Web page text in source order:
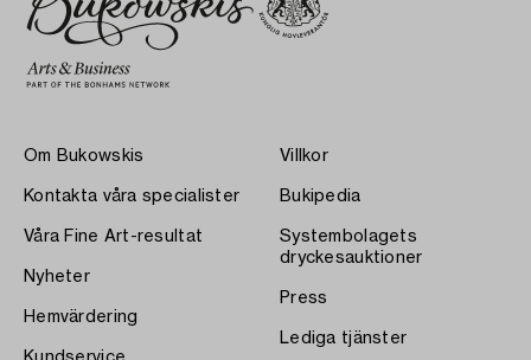
Om Bukowskis
Kontakta våra specialister
Våra Fine Art-resultat
Nyheter
Hemvärdering
Villkor
Bukipedia
Systembolagets
dryckesauktioner
Press
Lediga tjänster